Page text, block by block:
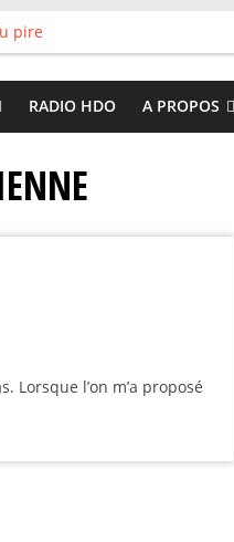
pire
loops !
RADIO HDO A PROPOS
Lorsque l’on m’a proposé